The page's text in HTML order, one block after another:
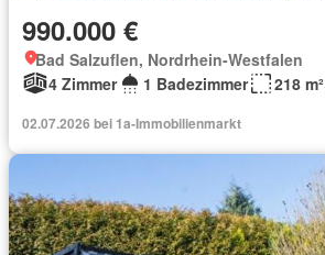
990.000 €
Bad Salzuflen, Nordrhein-Westfalen
4 Zimmer
1 Badezimmer 218 m²
02.07.2026 bei 1a-Immobilienmarkt